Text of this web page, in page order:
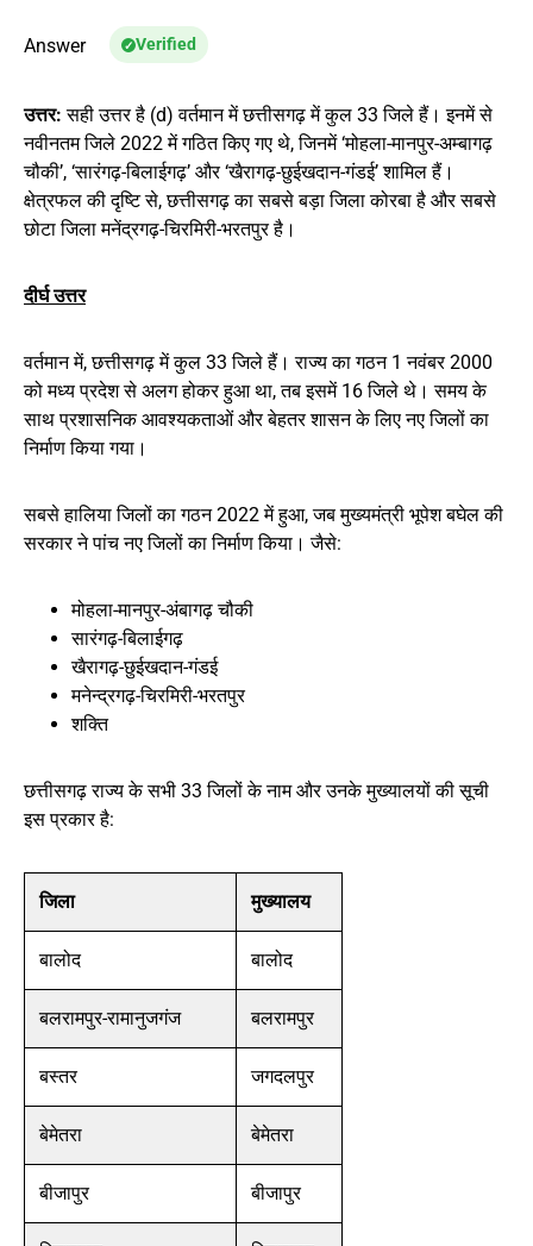
Answer Verified
उत्तर: सही उत्तर है (d) वर्तमान में छत्तीसगढ़ में कुल 33 जिले हैं। इनमें से
नवीनतम जिले 2022 में गठित किए गए थे, जिनमें ‘मोहला-मानपुर-अम्बागढ़
चौकी’, ‘सारंगढ़-बिलाईगढ़’ और ‘खैरागढ़-छुईखदान-गंडई’ शामिल हैं।
क्षेत्रफल की दृष्टि से, छत्तीसगढ़ का सबसे बड़ा जिला कोरबा है और सबसे
छोटा जिला मनेंद्रगढ़-चिरमिरी-भरतपुर है।
दीर्घ उत्तर
वर्तमान में, छत्तीसगढ़ में कुल 33 जिले हैं। राज्य का गठन 1 नवंबर 2000
को मध्य प्रदेश से अलग होकर हुआ था, तब इसमें 16 जिले थे। समय के
साथ प्रशासनिक आवश्यकताओं और बेहतर शासन के लिए नए जिलों का
निर्माण किया गया।​
सबसे हालिया जिलों का गठन 2022 में हुआ, जब मुख्यमंत्री भूपेश बघेल की
सरकार ने पांच नए जिलों का निर्माण किया। जैसे:​
मोहला-मानपुर-अंबागढ़ चौकी
सारंगढ़-बिलाईगढ़
खैरागढ़-छुईखदान-गंडई
मनेन्द्रगढ़-चिरमिरी-भरतपुर
शक्ति
छत्तीसगढ़ राज्य के सभी 33 जिलों के नाम और उनके मुख्यालयों की सूची
इस प्रकार है:
जिला मुख्यालय
बालोद बालोद
बलरामपुर-रामानुजगंज बलरामपुर
बस्तर जगदलपुर
बेमेतरा बेमेतरा
बीजापुर बीजापुर